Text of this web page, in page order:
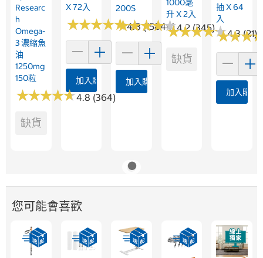
Researc
H
Omega-
3 濃縮魚
油
1250mg
150粒
★★★★★
★★★★★4.8 (364)
缺貨
X 72入
★★★★★
★★★★★4.8 (15844)
加入購物車
200S
★★★★★
★★★★★4.2 (345)
加入購物車
1000毫
升 X 2入
★★★★★
★★★★★4.3 (21)
缺貨
抽 X 64
入
★★★
★★★
加入購物
您可能會喜歡